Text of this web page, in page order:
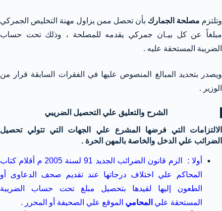
وتلتزم مصلحة الجمارك بأن تحصل ممن يزاول مهنة التخليص الجمركي
مبلغاً عن كل بيـان جمركي يقدمه للمصلحة ، وذلك تحت حساب
الضريبة المستحقة عليه .
ويصدر بتحديد المبالغ المنصوص عليها في الفقرات السابقة قرار من
الوزير .
الشرح والتعليق علي التحصيل الضريبي
الالتزامات التي فرضها المشرع علي الجهات التي تتولي تحصيل
الضرائب علي الدخل والخاصة بالمهن الحرة .
أولا : الزم قانون الضرائب الجديد 91 لسنة 2005 م أقلام كتاب
المحاكم علي اختلاف درجاتها عند تقديم صحف الدعاوى أو
الطعون إليها لقيدها بتحصيل مبلغ تحت حساب الضريبة
المستحقة علي المحامي الموقع علي الصحيفة أو المحرر .